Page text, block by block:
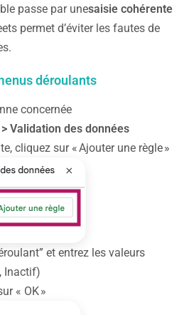
passe par unesaisie cohérente
permet d’éviter les fautes de
déroulants
concernée
Validation des données
cliquez sur « Ajouter une règle »
et entrez les valeurs
Inactif)
« OK »